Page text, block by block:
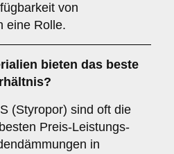
von
eine Rolle.
bieten das beste
(Styropor) sind oft die
Preis-Leistungs-
in